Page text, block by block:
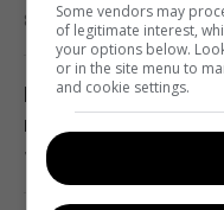
22:33 пятница, 07 августа
В печально
еще одну
22:31 пятница, 07 августа
8 августа 2026, 00:06
Как спасти
правильно
7 августа 2026, 23:54
Some vendors may
of legitimate interest,
your options below.
or in the site menu to
and cookie settings.